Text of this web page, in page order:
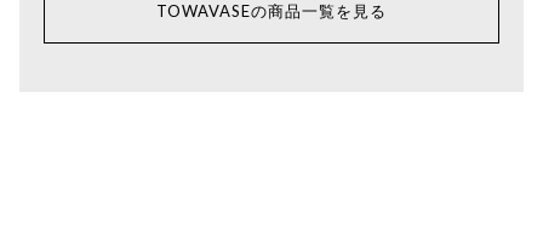
TOWAVASEの商品一覧を見る